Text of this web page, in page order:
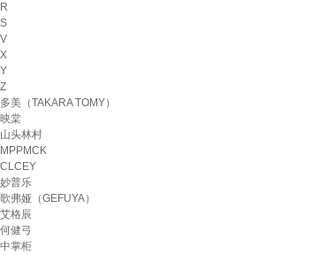
R
S
V
X
Y
Z
多美（TAKARA TOMY）
映棠
山头林村
MPPMCK
CLCEY
妙普乐
歌弗娅（GEFUYA）
艾格辰
何健弓
中掌柜